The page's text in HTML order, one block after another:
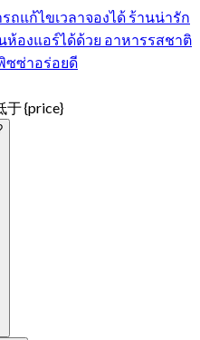
ถแก้ไขเวลาจองได้ ร้านน่ารัก
ห้องแอร์ได้ด้วย อาหารรสชาติ
ซซ่าอร่อยดี
于 {price}